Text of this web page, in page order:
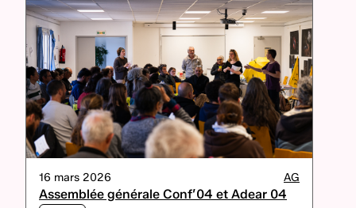
16 mars 2026 AG
Assemblée générale Conf’04 et Adear 04